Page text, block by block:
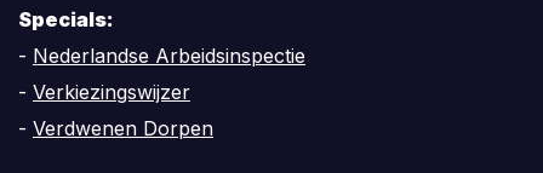
Specials:
- Nederlandse Arbeidsinspectie
- Verkiezingswijzer
- Verdwenen Dorpen